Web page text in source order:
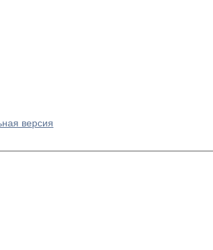
версия